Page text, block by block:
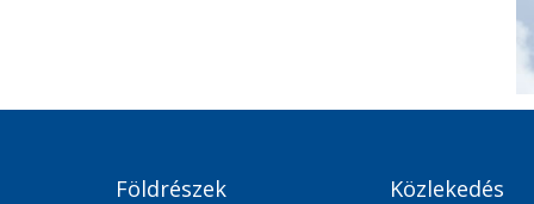
Földrészek Közlekedés